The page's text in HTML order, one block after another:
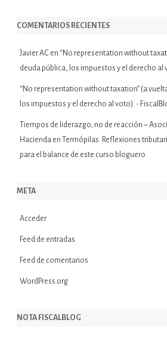
COMENTARIOS RECIENTES
Javier AC en “No representation without
deuda pública, los impuestos y el derecho al
“No representation without taxation” (a
los impuestos y el derecho al voto). -
Tiempos de liderazgo, no de reacción –
Hacienda en
Termópilas. Reflexiones
para el balance de este curso bloguero
META
Acceder
Feed de entradas
Feed de comentarios
WordPress.org
NOTA FISCALBLOG